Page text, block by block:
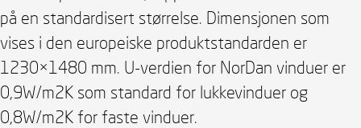
på en standardisert størrelse. Dimensjonen som
vises i den europeiske produktstandarden er
1230×1480 mm. U-verdien for NorDan vinduer er
0,9W/m2K som standard for lukkevinduer og
0,8W/m2K for faste vinduer.